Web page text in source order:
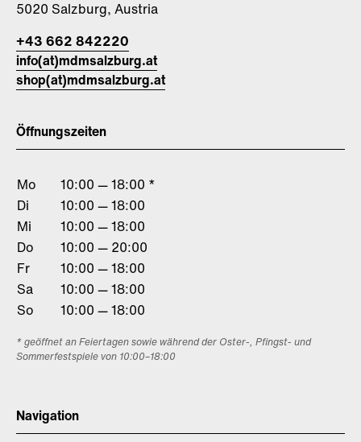
5020 Salzburg, Austria
+43 662 842220
info(at)mdmsalzburg.at
shop(at)mdmsalzburg.at
Öffnungszeiten
Mo
10:00 — 18:00 *
Di
10:00 — 18:00
Mi
10:00 — 18:00
Do
10:00 — 20:00
Fr
10:00 — 18:00
Sa
10:00 — 18:00
So
10:00 — 18:00
* geöffnet an Feiertagen sowie während der Oster-, Pfingst- und
Sommerfestspiele von 10:00–18:00
Navigation